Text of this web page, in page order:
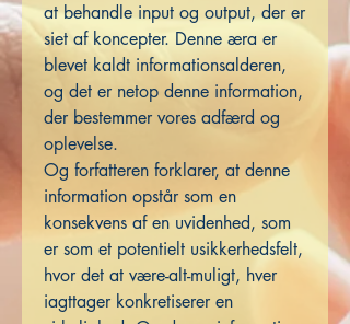
at behandle input og output, der er
siet af koncepter. Denne æra er
blevet kaldt informationsalderen,
og det er netop denne information,
der bestemmer vores adfærd og
oplevelse.
Og forfatteren forklarer, at denne
information opstår som en
konsekvens af en uvidenhed, som
er som et potentielt usikkerhedsfelt,
hvor det at være-alt-muligt, hver
iagttager konkretiserer en